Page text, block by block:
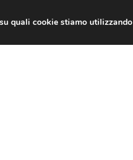
quali cookie stiamo utilizzando